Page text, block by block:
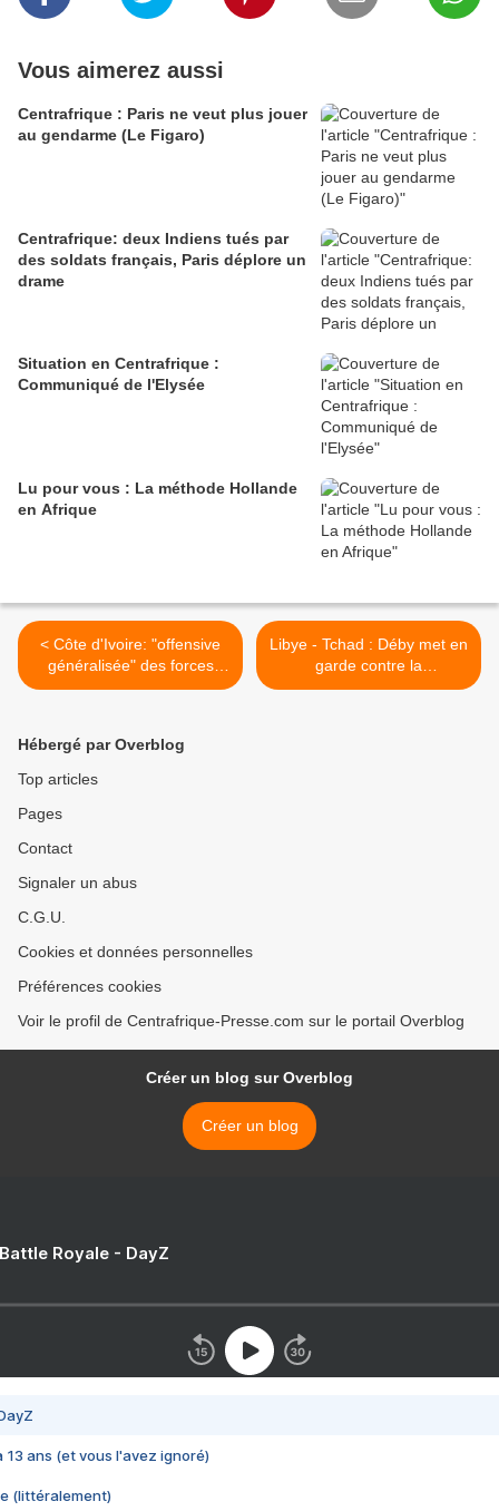
Vous aimerez aussi
Centrafrique : Paris ne veut plus jouer
au gendarme (Le Figaro)
Centrafrique: deux Indiens tués par
des soldats français, Paris déplore un
drame
Situation en Centrafrique :
Communiqué de l'Elysée
Lu pour vous : La méthode Hollande
en Afrique
< Côte d'Ivoire: "offensive
généralisée" des forces
pro-Ouattara
Libye - Tchad : Déby met en
garde contre la
déstabilisation de la Libye >
Hébergé par Overblog
Top articles
Pages
Contact
Signaler un abus
C.G.U.
Cookies et données personnelles
Préférences cookies
Voir le profil de Centrafrique-Presse.com sur le portail Overblog
Créer un blog sur Overblog
Créer un blog
Royale - DayZ
13 ans (et vous l'avez ignoré)
(littéralement)